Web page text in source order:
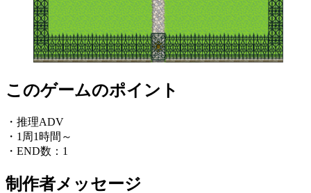
このゲームのポイント
・推理ADV
・1周1時間～
・END数：1
制作者メッセージ